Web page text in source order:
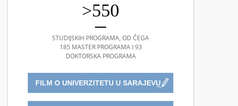
>550
STUDIJSKIH PROGRAMA, OD ČEGA
185 MASTER PROGRAMA I 93
DOKTORSKA PROGRAMA
FILM O UNIVERZITETU U SARAJEVU